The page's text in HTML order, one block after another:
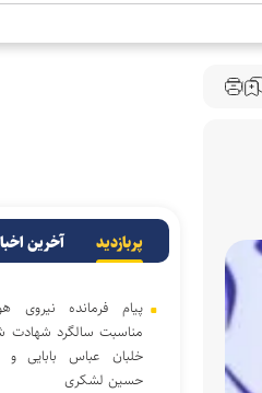
پربازدید آخرین
پیام فرمانده نیروی
مناسبت سالگرد شهادت
خلبان عباس بابایی و
حسین لشکری